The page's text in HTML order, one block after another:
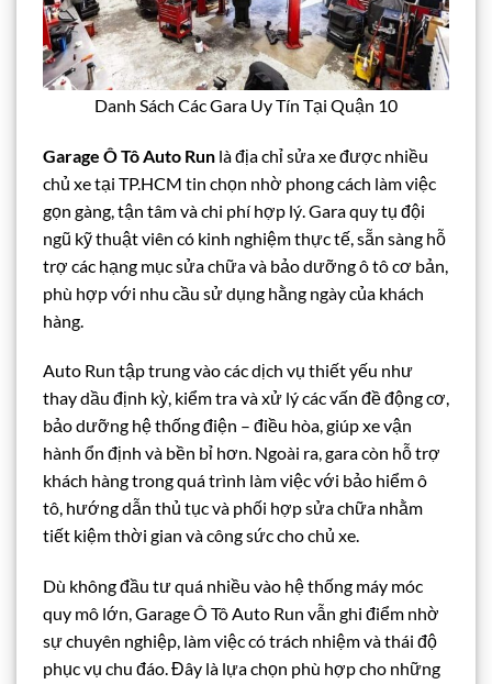
Danh Sách Các Gara Uy Tín Tại Quận 10
Garage Ô Tô Auto Run là địa chỉ sửa xe được nhiều
chủ xe tại TP.HCM tin chọn nhờ phong cách làm việc
gọn gàng, tận tâm và chi phí hợp lý. Gara quy tụ đội
ngũ kỹ thuật viên có kinh nghiệm thực tế, sẵn sàng hỗ
trợ các hạng mục sửa chữa và bảo dưỡng ô tô cơ bản,
phù hợp với nhu cầu sử dụng hằng ngày của khách
hàng.
Auto Run tập trung vào các dịch vụ thiết yếu như
thay dầu định kỳ, kiểm tra và xử lý các vấn đề động cơ,
bảo dưỡng hệ thống điện – điều hòa, giúp xe vận
hành ổn định và bền bỉ hơn. Ngoài ra, gara còn hỗ trợ
khách hàng trong quá trình làm việc với bảo hiểm ô
tô, hướng dẫn thủ tục và phối hợp sửa chữa nhằm
tiết kiệm thời gian và công sức cho chủ xe.
Dù không đầu tư quá nhiều vào hệ thống máy móc
quy mô lớn, Garage Ô Tô Auto Run vẫn ghi điểm nhờ
sự chuyên nghiệp, làm việc có trách nhiệm và thái độ
phục vụ chu đáo. Đây là lựa chọn phù hợp cho những